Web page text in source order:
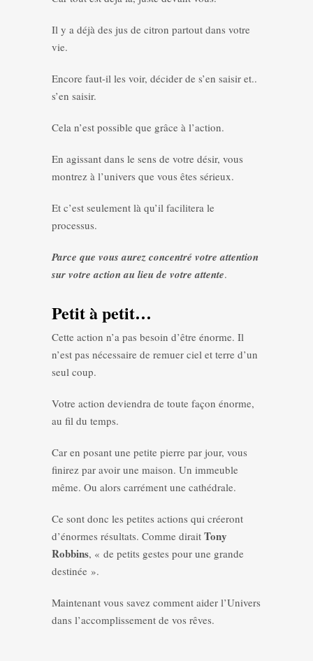
Il y a déjà des jus de citron partout dans votre
vie.
Encore faut-il les voir, décider de s’en saisir et..
s’en saisir.
Cela n’est possible que grâce à l’action.
En agissant dans le sens de votre désir, vous
montrez à l’univers que vous êtes sérieux.
Et c’est seulement là qu’il facilitera le
processus.
Parce que vous aurez concentré votre attention
sur votre action au lieu de votre attente.
Petit à petit…
Cette action n’a pas besoin d’être énorme. Il
n’est pas nécessaire de remuer ciel et terre d’un
seul coup.
Votre action deviendra de toute façon énorme,
au fil du temps.
Car en posant une petite pierre par jour, vous
finirez par avoir une maison. Un immeuble
même. Ou alors carrément une cathédrale.
Ce sont donc les petites actions qui créeront
d’énormes résultats. Comme dirait Tony
Robbins, « de petits gestes pour une grande
destinée ».
Maintenant vous savez comment aider l’Univers
dans l’accomplissement de vos rêves.